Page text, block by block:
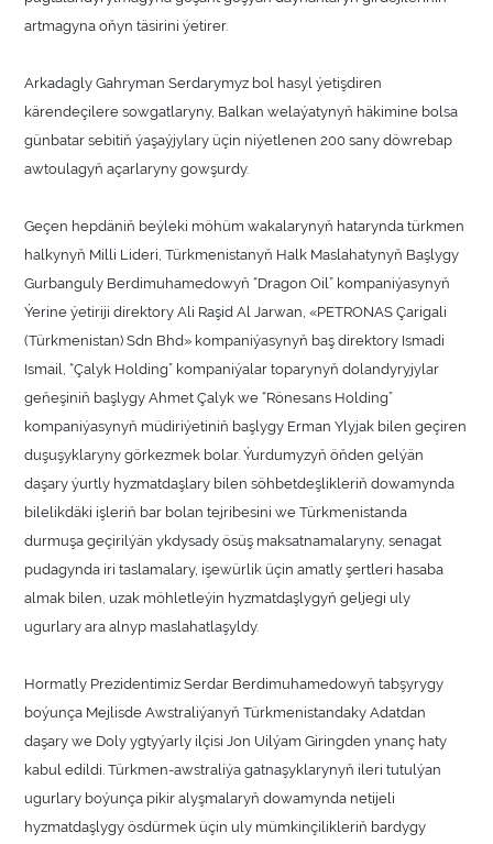
artmagyna oňyn täsirini ýetirer.
Arkadagly Gahryman Serdarymyz bol hasyl ýetişdiren
kärendeçilere sowgatlaryny, Balkan welaýatynyň häkimine bolsa
günbatar sebitiň ýaşaýjylary üçin niýetlenen 200 sany döwrebap
awtoulagyň açarlaryny gowşurdy.
Geçen hepdäniň beýleki möhüm wakalarynyň hatarynda türkmen
halkynyň Milli Lideri, Türkmenistanyň Halk Maslahatynyň Başlygy
Gurbanguly Berdimuhamedowyň “Dragon Oil” kompaniýasynyň
Ýerine ýetiriji direktory Ali Raşid Al Jarwan, «PETRONAS Çarigali
(Türkmenistan) Sdn Bhd» kompaniýasynyň baş direktory Ismadi
Ismail, “Çalyk Holding” kompaniýalar toparynyň dolandyryjylar
geňeşiniň başlygy Ahmet Çalyk we “Rönesans Holding”
kompaniýasynyň müdiriýetiniň başlygy Erman Ylyjak bilen geçiren
duşuşyklaryny görkezmek bolar. Ýurdumyzyň öňden gelýän
daşary ýurtly hyzmatdaşlary bilen söhbetdeşlikleriň dowamynda
bilelikdäki işleriň bar bolan tejribesini we Türkmenistanda
durmuşa geçirilýän ykdysady ösüş maksatnamalaryny, senagat
pudagynda iri taslamalary, işewürlik üçin amatly şertleri hasaba
almak bilen, uzak möhletleýin hyzmatdaşlygyň geljegi uly
ugurlary ara alnyp maslahatlaşyldy.
Hormatly Prezidentimiz Serdar Berdimuhamedowyň tabşyrygy
boýunça Mejlisde Awstraliýanyň Türkmenistandaky Adatdan
daşary we Doly ygtyýarly ilçisi Jon Uilýam Giringden ynanç haty
kabul edildi. Türkmen-awstraliýa gatnaşyklarynyň ileri tutulýan
ugurlary boýunça pikir alyşmalaryň dowamynda netijeli
hyzmatdaşlygy ösdürmek üçin uly mümkinçilikleriň bardygy